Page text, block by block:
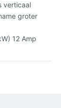
verticaal
groter
12 Amp